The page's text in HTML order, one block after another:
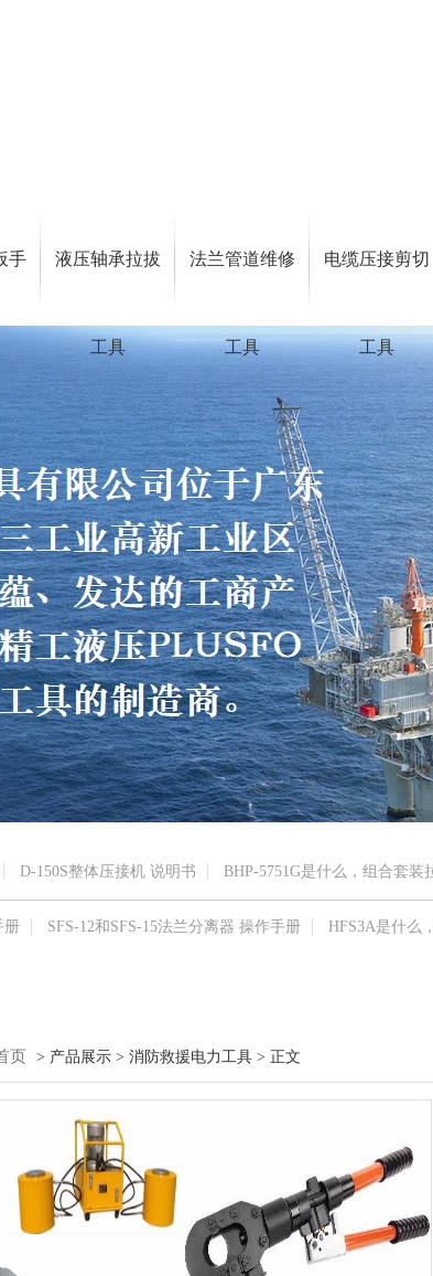
手 液压轴承拉拔
工具
法兰管道维修
工具
电缆压接剪切
工具
D-150S整体压接机 说明书 BHP-5751G是什么，组合套装
册 SFS-12和SFS-15法兰分离器 操作手册 HFS3A是什么
页 > 产品展示 > 消防救援电力工具 > 正文